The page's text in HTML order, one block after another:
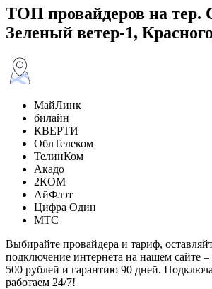
ТОП провайдеров на
Зеленый ветер-1,
МайЛинк
билайн
КВЕРТИ
ОблТелеком
ТелинКом
Акадо
2КОМ
АйФлэт
Цифра Один
МТС
Выбирайте провайдера и тариф,
подключение интернета на нашем сайте –
500 рублей и гарантию 90 дней.
работаем 24/7!